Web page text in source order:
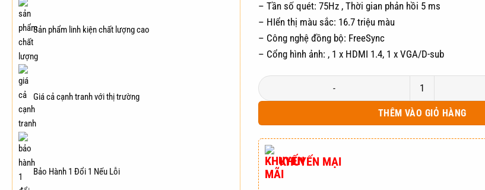
Sản phẩm linh kiện chất lượng cao
Giá cả cạnh tranh với thị trường
Bảo Hành 1 Đổi 1 Nếu Lỗi
– Tần số quét: 75Hz , Thời gian phản hồi 5 ms
– HIển thị màu sắc: 16.7 triệu màu
– Công nghệ đồng bộ: FreeSync
– Cổng hình ảnh: , 1 x HDMI 1.4, 1 x VGA/D-sub
Màn Hình LCD 22 Inch SAMSUNG LS22C310EAEXXV IPS số lượng
THÊM VÀO GIỎ HÀNG
KHUYẾN MẠI